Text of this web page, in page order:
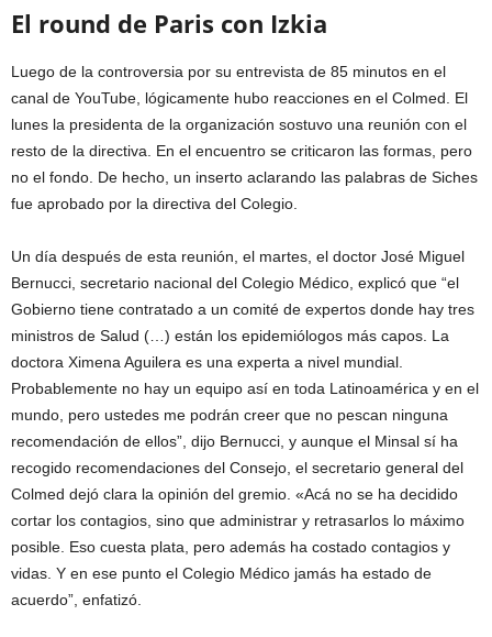
El round de Paris con Izkia
Luego de la controversia por su entrevista de 85 minutos en el
canal de YouTube, lógicamente hubo reacciones en el Colmed. El
lunes la presidenta de la organización sostuvo una reunión con el
resto de la directiva. En el encuentro se criticaron las formas, pero
no el fondo. De hecho, un inserto aclarando las palabras de Siches
fue aprobado por la directiva del Colegio.
Un día después de esta reunión, el martes, el doctor José Miguel
Bernucci, secretario nacional del Colegio Médico, explicó que “el
Gobierno tiene contratado a un comité de expertos donde hay tres
ministros de Salud (…) están los epidemiólogos más capos. La
doctora Ximena Aguilera es una experta a nivel mundial.
Probablemente no hay un equipo así en toda Latinoamérica y en el
mundo, pero ustedes me podrán creer que no pescan ninguna
recomendación de ellos”, dijo Bernucci, y aunque el Minsal sí ha
recogido recomendaciones del Consejo, el secretario general del
Colmed dejó clara la opinión del gremio. «Acá no se ha decidido
cortar los contagios, sino que administrar y retrasarlos lo máximo
posible. Eso cuesta plata, pero además ha costado contagios y
vidas. Y en ese punto el Colegio Médico jamás ha estado de
acuerdo”, enfatizó.